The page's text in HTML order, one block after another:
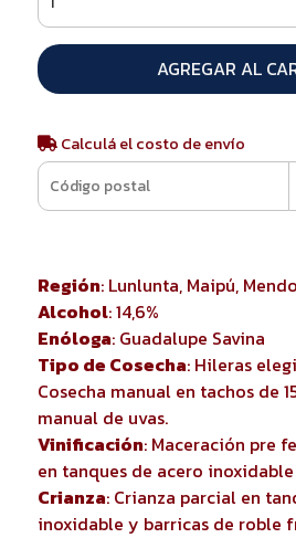
AGREGAR AL
Calculá el costo de envío
Región: Lunlunta, Maipú,
Alcohol: 14,6%
Enóloga: Guadalupe Savina
Tipo de Cosecha: Hileras
Cosecha manual en tachos de
manual de uvas.
Vinificación: Maceración pre
en tanques de acero
Crianza: Crianza parcial en
inoxidable y barricas de roble